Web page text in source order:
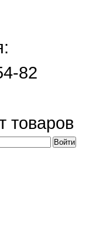
82
товаров